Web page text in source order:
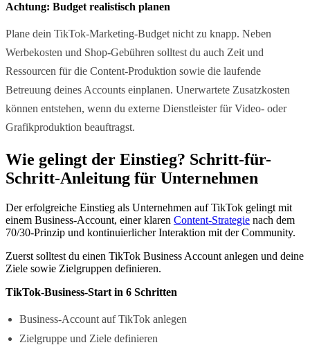
Achtung: Budget realistisch planen
Plane dein TikTok-Marketing-Budget nicht zu knapp. Neben
Werbekosten und Shop-Gebühren solltest du auch Zeit und
Ressourcen für die Content-Produktion sowie die laufende
Betreuung deines Accounts einplanen. Unerwartete Zusatzkosten
können entstehen, wenn du externe Dienstleister für Video- oder
Grafikproduktion beauftragst.
Wie gelingt der Einstieg? Schritt-für-
Schritt-Anleitung für Unternehmen
Der erfolgreiche Einstieg als Unternehmen auf TikTok gelingt mit
einem Business-Account, einer klaren Content-Strategie nach dem
70/30-Prinzip und kontinuierlicher Interaktion mit der Community.
Zuerst solltest du einen TikTok Business Account anlegen und deine
Ziele sowie Zielgruppen definieren.
TikTok-Business-Start in 6 Schritten
Business-Account auf TikTok anlegen
Zielgruppe und Ziele definieren